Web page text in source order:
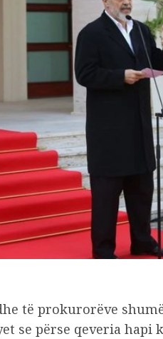
të prokurorëve
se përse qeveria hapi